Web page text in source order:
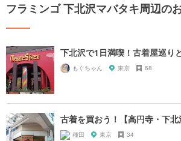
フラミンゴ 下北沢マバタキ周辺の
下北沢で1日満喫！古着屋巡り
もぐちゃん 東京 68
古着を買おう！【高円寺・下北
種田 東京 34